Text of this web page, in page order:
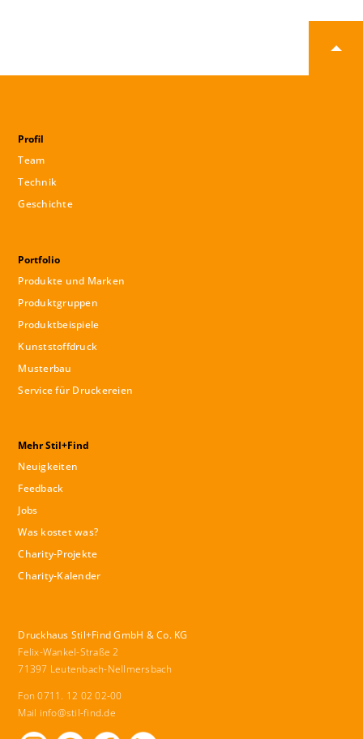
Profil
Team
Technik
Geschichte
Portfolio
Produkte und Marken
Produktgruppen
Produktbeispiele
Kunststoffdruck
Musterbau
Service für Druckereien
Mehr Stil+Find
Neuigkeiten
Feedback
Jobs
Was kostet was?
Charity-Projekte
Charity-Kalender
Druckhaus Stil+Find GmbH & Co. KG
Felix-Wankel-Straße 2
71397 Leutenbach-Nellmersbach
Fon 0711. 12 02 02-00
Mail info@stil-find.de